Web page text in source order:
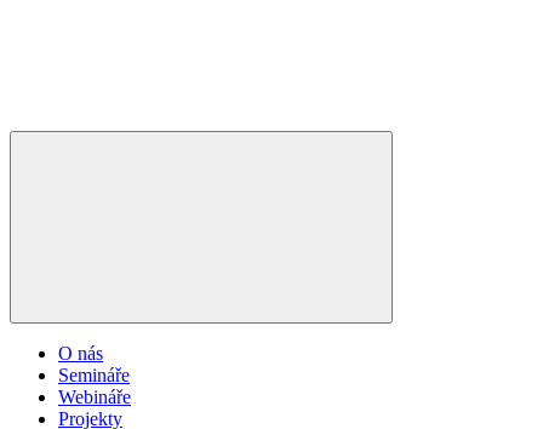
O nás
Semináře
Webináře
Projekty